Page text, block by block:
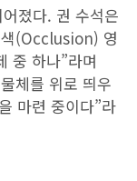
졌다. 권 수석은
색(Occlusion) 영
중 하나”라며
체를 위로 띄우
마련 중이다”라